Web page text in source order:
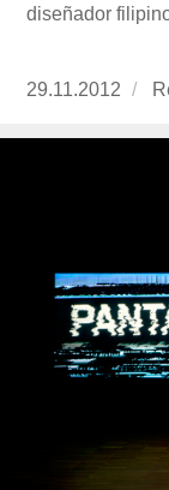
diseñador
Publicado
29.11.2012